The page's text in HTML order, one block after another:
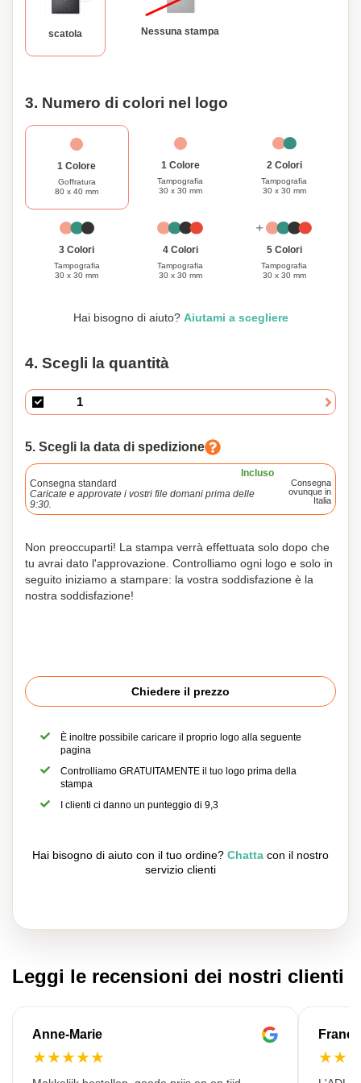
future generazioni. Liberare il tuo spirito competitivo e
concediti alla bellezza di questo gioco senza tempo.
scatola Nessuna stampa
3. Numero di colori nel logo
1 Colore
Goffratura
80 x 40 mm
1 Colore
Tampografia
30 x 30 mm
2 Colori
Tampografia
30 x 30 mm
3 Colori
Tampografia
30 x 30 mm
4 Colori
Tampografia
30 x 30 mm
5 Colori
Tampografia
30 x 30 mm
Hai bisogno di aiuto? Aiutami a scegliere
4. Scegli la quantità
5. Scegli la data di spedizione
Incluso
Consegna standard
Caricate e approvate i vostri file domani prima delle
9:30.
Consegna
ovunque in
Italia
Non preoccuparti! La stampa verrà effettuata solo dopo che
tu avrai dato l'approvazione. Controlliamo ogni logo e solo in
seguito iniziamo a stampare: la vostra soddisfazione è la
nostra soddisfazione!
Chiedere il prezzo
È inoltre possibile caricare il proprio logo alla seguente
pagina
Controlliamo GRATUITAMENTE il tuo logo prima della
stampa
I clienti ci danno un punteggio di 9,3
Hai bisogno di aiuto con il tuo ordine? Chatta con il nostro
servizio clienti
Leggi le recensioni dei nostri clienti
Anne-Marie
★★★★★ ★★